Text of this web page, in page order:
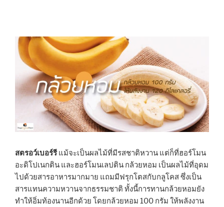
สตรอว์เบอร์รีแม้จะเป็นผลไม้ที่มีรสชาติหวาน แต่ก็ที่ฮอร์โมน
อะดิโปเนกติน และฮอร์โมนเลปติน กล้วยหอม เป็นผลไม้ที่อุดม
ไปด้วยสารอาหารมากมาย แถมมีฟรุกโตสกับกลูโคส ซึ่งเป็น
สารแทนความหวานจากธรรมชาติ ทั้งนี้การทานกล้วยหอมยัง
ทำให้อิ่มท้องนานอีกด้วย โดยกล้วยหอม 100 กรัม ให้พลังงาน